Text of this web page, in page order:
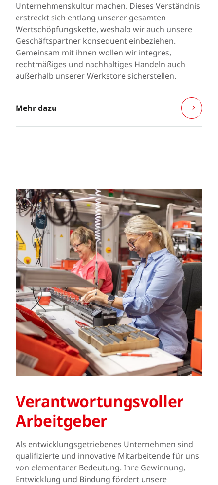
Unternehmenskultur machen. Dieses Verständnis
erstreckt sich entlang unserer gesamten
Wertschöpfungskette, weshalb wir auch unsere
Geschäftspartner konsequent einbeziehen.
Gemeinsam mit ihnen wollen wir integres,
rechtmäßiges und nachhaltiges Handeln auch
außerhalb unserer Werkstore sicherstellen.
Mehr dazu
Verantwortungsvoller
Arbeitgeber
Als entwicklungsgetriebenes Unternehmen sind
qualifizierte und innovative Mitarbeitende für uns
von elementarer Bedeutung. Ihre Gewinnung,
Entwicklung und Bindung fördert unsere